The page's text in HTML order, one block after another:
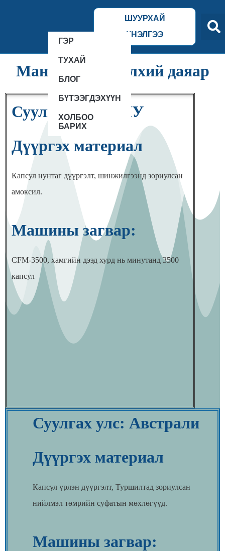
ГЭР
ТУХАЙ
БЛОГ
БҮТЭЭГДЭХҮҮН
ХОЛБОО
БАРИХ
ШУУРХАЙ
ҮНЭЛГЭЭ
Манай төсөл дэлхий даяар
Суулгах улс: АНУ
Дүүргэх материал
Капсул нунтаг дүүргэлт, шинжилгээнд зориулсан
амоксил.
Машины загвар:
CFM-3500, хамгийн дээд хурд нь минутанд 3500
капсул
Суулгах улс: Австрали
Дүүргэх материал
Капсул үрлэн дүүргэлт, Туршилтад зориулсан
нийлмэл төмрийн суфатын мөхлөгүүд.
Машины загвар: